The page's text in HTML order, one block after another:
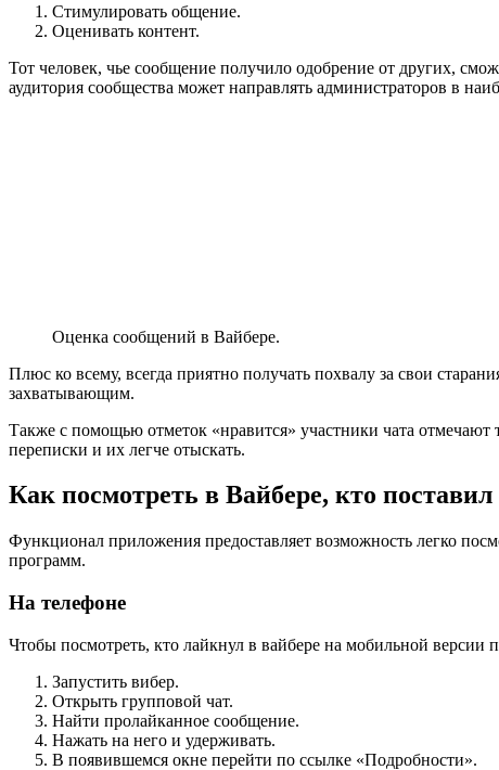
Стимулировать общение.
Оценивать контент.
Тот человек, чье сообщение получило одобрение от других,
аудитория сообщества может направлять администраторов в
Оценка сообщений в Вайбере.
Плюс ко всему, всегда приятно получать похвалу за свои
захватывающим.
Также с помощью отметок «нравится» участники чата
переписки и их легче отыскать.
Как посмотреть в Вайбере, кто поставил
Функционал приложения предоставляет возможность легко
программ.
На телефоне
Чтобы посмотреть, кто лайкнул в вайбере на мобильной версии
Запустить вибер.
Открыть групповой чат.
Найти пролайканное сообщение.
Нажать на него и удерживать.
В появившемся окне перейти по ссылке «Подробности».